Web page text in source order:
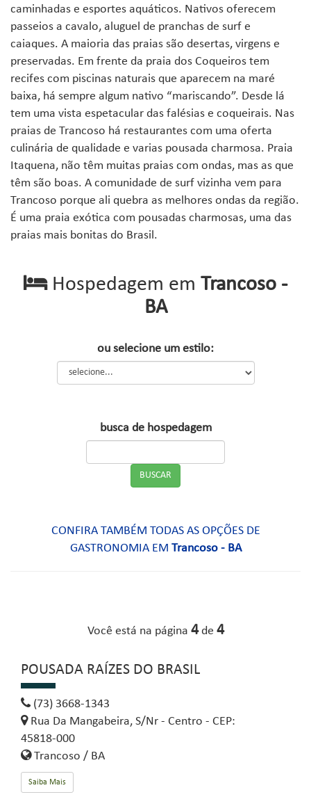
caminhadas e esportes aquáticos. Nativos oferecem
passeios a cavalo, aluguel de pranchas de surf e
caiaques. A maioria das praias são desertas, virgens e
preservadas. Em frente da praia dos Coqueiros tem
recifes com piscinas naturais que aparecem na maré
baixa, há sempre algum nativo “mariscando”. Desde lá
tem uma vista espetacular das falésias e coqueirais. Nas
praias de Trancoso há restaurantes com uma oferta
culinária de qualidade e varias pousada charmosa. Praia
Itaquena, não têm muitas praias com ondas, mas as que
têm são boas. A comunidade de surf vizinha vem para
Trancoso porque ali quebra as melhores ondas da região.
É uma praia exótica com pousadas charmosas, uma das
praias mais bonitas do Brasil.
Hospedagem em Trancoso -
BA
ou selecione um estilo:
busca de hospedagem
CONFIRA TAMBÉM TODAS AS OPÇÕES DE
GASTRONOMIA EM Trancoso - BA
Você está na página 4de 4
POUSADA RAÍZES DO BRASIL
(73) 3668-1343
Rua Da Mangabeira, S/Nr - Centro - CEP:
45818-000
Trancoso / BA
Saiba Mais